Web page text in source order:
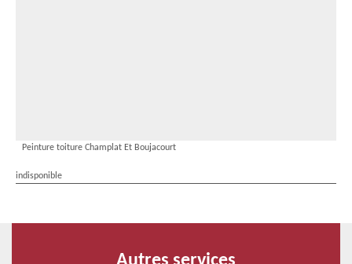
Peinture toiture Champlat Et Boujacourt
indisponible